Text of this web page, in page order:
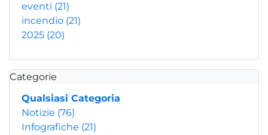
eventi (21)
incendio (21)
2025 (20)
Categorie
Qualsiasi Categoria
Notizie (76)
Infografiche (21)